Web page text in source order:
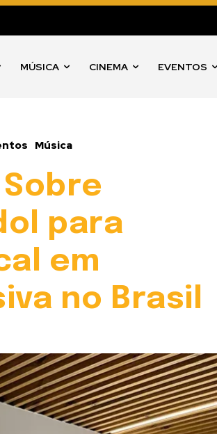
MÚSICA CINEMA EVENTOS
Música
para
em
no Brasil